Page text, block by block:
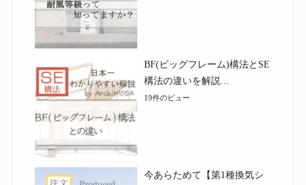
BF(ビッグフレーム)構法とSE
構法の違いを解説...
19件のビュー
今あらためて【第1種換気シ